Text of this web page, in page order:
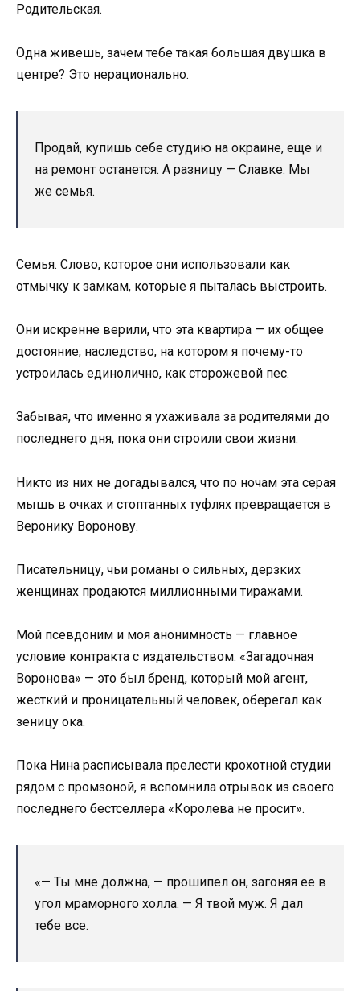
Родительская.
Одна живешь, зачем тебе такая большая двушка в
центре? Это нерационально.
Продай, купишь себе студию на окраине, еще и
на ремонт останется. А разницу — Славке. Мы
же семья.
Семья. Слово, которое они использовали как
отмычку к замкам, которые я пыталась выстроить.
Они искренне верили, что эта квартира — их общее
достояние, наследство, на котором я почему-то
устроилась единолично, как сторожевой пес.
Забывая, что именно я ухаживала за родителями до
последнего дня, пока они строили свои жизни.
Никто из них не догадывался, что по ночам эта серая
мышь в очках и стоптанных туфлях превращается в
Веронику Воронову.
Писательницу, чьи романы о сильных, дерзких
женщинах продаются миллионными тиражами.
Мой псевдоним и моя анонимность — главное
условие контракта с издательством. «Загадочная
Воронова» — это был бренд, который мой агент,
жесткий и проницательный человек, оберегал как
зеницу ока.
Пока Нина расписывала прелести крохотной студии
рядом с промзоной, я вспомнила отрывок из своего
последнего бестселлера «Королева не просит».
«— Ты мне должна, — прошипел он, загоняя ее в
угол мраморного холла. — Я твой муж. Я дал
тебе все.